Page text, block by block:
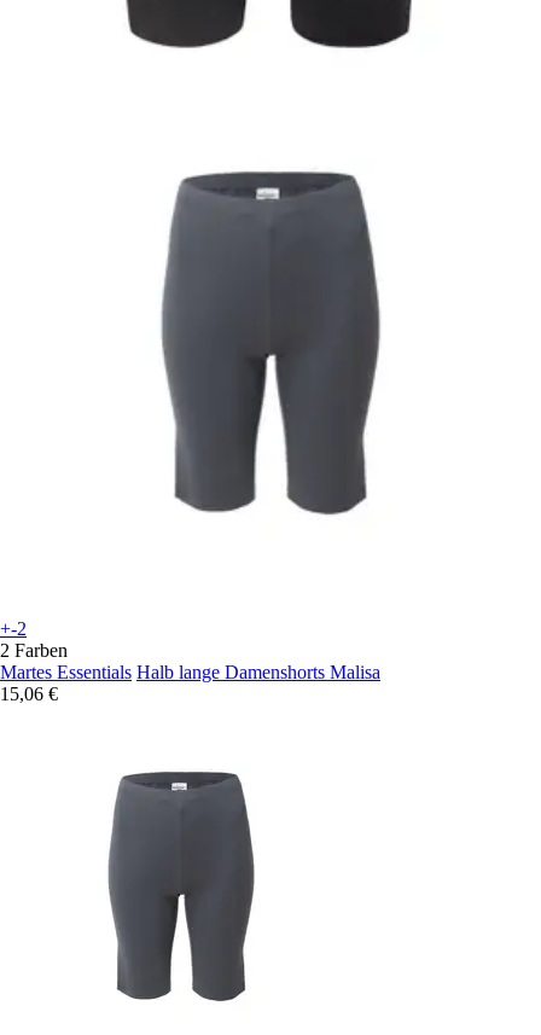
+-2
2 Farben
Martes Essentials Halb lange Damenshorts Malisa
15,06 €